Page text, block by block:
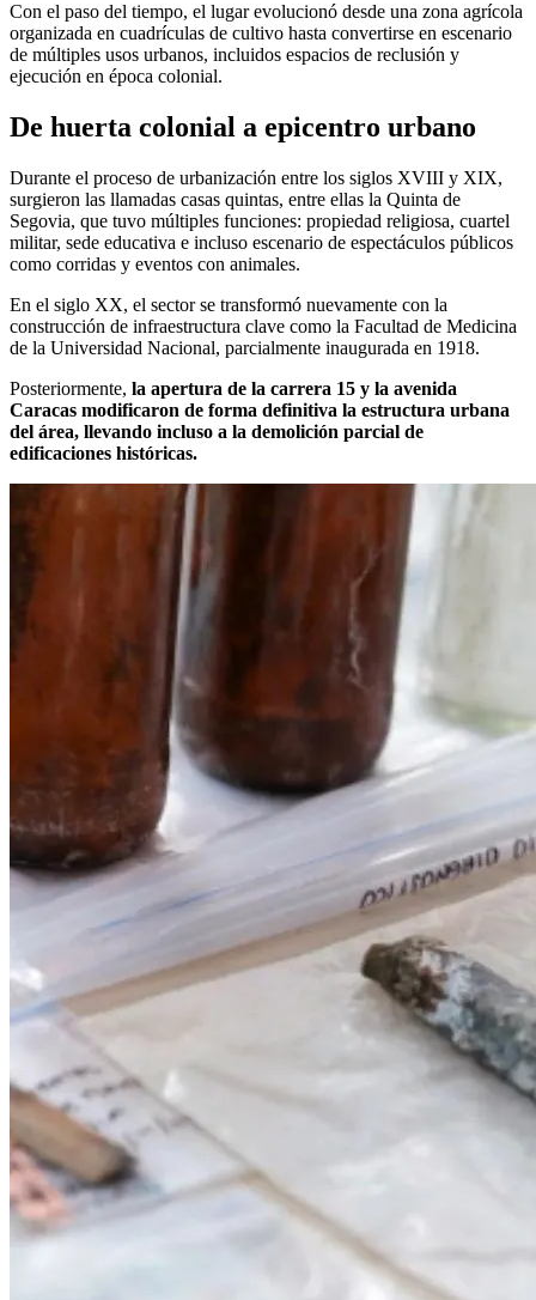
Con el paso del tiempo, el lugar evolucionó desde una zona agrícola
organizada en cuadrículas de cultivo hasta convertirse en escenario
de múltiples usos urbanos, incluidos espacios de reclusión y
ejecución en época colonial.
De huerta colonial a epicentro urbano
Durante el proceso de urbanización entre los siglos XVIII y XIX,
surgieron las llamadas casas quintas, entre ellas la Quinta de
Segovia, que tuvo múltiples funciones: propiedad religiosa, cuartel
militar, sede educativa e incluso escenario de espectáculos públicos
como corridas y eventos con animales.
En el siglo XX, el sector se transformó nuevamente con la
construcción de infraestructura clave como la Facultad de Medicina
de la Universidad Nacional, parcialmente inaugurada en 1918.
Posteriormente, la apertura de la carrera 15 y la avenida
Caracas modificaron de forma definitiva la estructura urbana
del área, llevando incluso a la demolición parcial de
edificaciones históricas.